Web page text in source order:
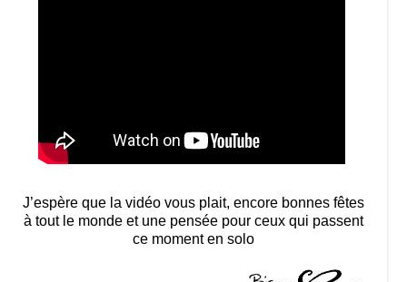
J’espère que la vidéo vous plait, encore bonnes fêtes
à tout le monde et une pensée pour ceux qui passent
ce moment en solo